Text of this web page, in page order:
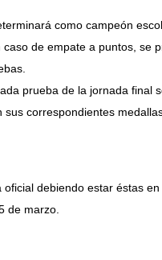
como campeón
de empate a puntos, se
prueba de la jornada final
correspondientes
debiendo estar éstas
de marzo.